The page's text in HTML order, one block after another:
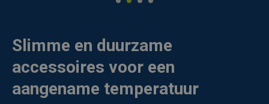
Slimme en duurzame
accessoires voor een
aangename temperatuur